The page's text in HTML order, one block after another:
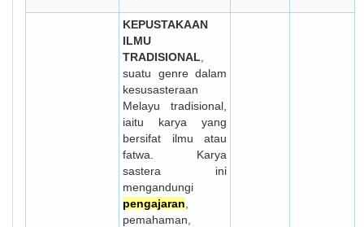
KEPUSTAKAAN
ILMU
TRADISIONAL
suatu genre dalam
kesusasteraan
Melayu tradisional,
iaitu karya yang
bersifat ilmu atau
fatwa. Karya
sastera ini
mengandungi
pengajaran
pemahaman,